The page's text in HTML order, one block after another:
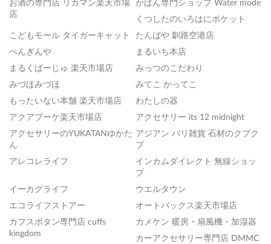
お酒の専門店 リカマン楽天市場
店
かばん専門ショップ Water mode
くつしたのいろはにポケット
こどもモール タイガーキャット
たんばや 釧路空港店
ぺんぎんや
まるいち本店
まるくぱーじゅ 楽天市場店
みっつのこだわり
みづほみづほ
みてこ かってこ
もったいない本舗 楽天市場店
わたしの器
アクアブーケ楽天市場店
アクセサリー its 12 midnight
アクセサリーのYUKATANゆかた
ん
アジアン バリ雑貨 石材のクプク
プ
アレコレライフ
インカムダイレクト 無線ショッ
プ
イーカグライフ
ウエルタウン
エコライフストアー
オートバックス楽天市場店
カフスボタン専門店 cuffs
kingdom
カメケン 暖房・扇風機・加湿器
カーアクセサリー専門店 DMMC